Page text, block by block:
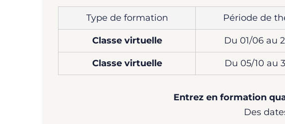
Type de formation Période de
Classe virtuelle Du 01/06 au
Classe virtuelle Du 05/10 au
Entrez en formation
Des